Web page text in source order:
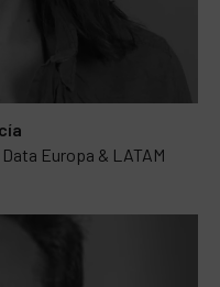
Europa & LATAM